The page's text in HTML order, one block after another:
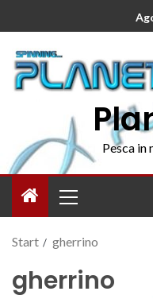
Pesca in
Start gherrino
gherrino